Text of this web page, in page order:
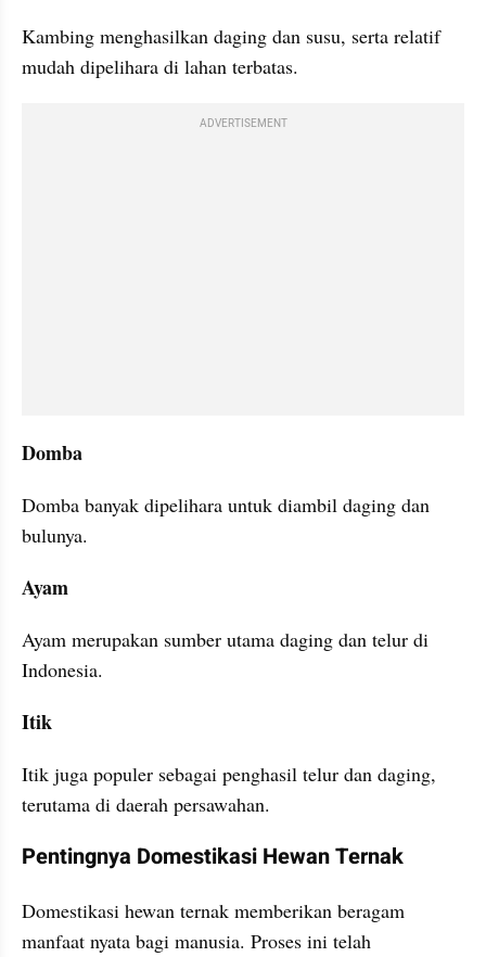
Kambing menghasilkan daging dan susu, serta relatif
mudah dipelihara di lahan terbatas.
ADVERTISEMENT
Domba
Domba banyak dipelihara untuk diambil daging dan
bulunya.
Ayam
Ayam merupakan sumber utama daging dan telur di
Indonesia.
Itik
Itik juga populer sebagai penghasil telur dan daging,
terutama di daerah persawahan.
Pentingnya Domestikasi Hewan Ternak
Domestikasi hewan ternak memberikan beragam
manfaat nyata bagi manusia. Proses ini telah